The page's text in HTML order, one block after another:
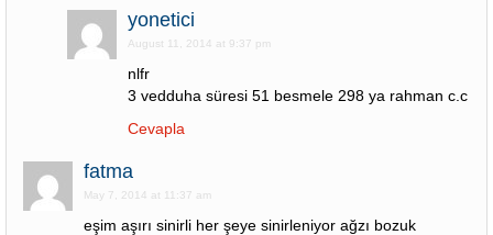
yonetici
August 11, 2014 at 9:37 pm
nlfr
3 vedduha süresi 51 besmele 298 ya rahman c.c
Cevapla
fatma
May 7, 2014 at 11:37 am
eşim aşırı sinirli her şeye sinirleniyor ağzı bozuk